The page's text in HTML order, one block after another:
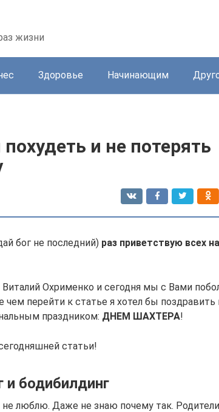
жизни
Здоровье Начинающим
и не потерять
бог не последний) раз приветствую всех
Охрименко и сегодня мы с Вами
чем перейти к статье я хотел бы поздравить
праздником: ДНЕМ ШАХТЕРА!
статьи!
и бодибилдинг
не люблю. Даже не знаю почему так. Родители